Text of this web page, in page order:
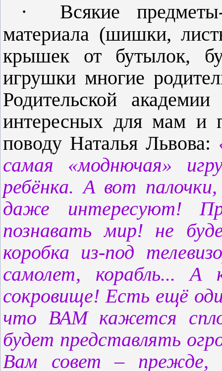
·
Всякие
материала (шишки,
крышек от бутылок,
игрушки многие
Родительской
интересных для мам и
поводу Наталья Львова:
самая «моднючая»
ребёнка. А вот палочки,
даже интересуют!
познавать мир! не
коробка из-под
самолет, корабль...
сокровище! Есть ещё
что ВАМ кажется
будет представлять
Вам совет –
прежде,